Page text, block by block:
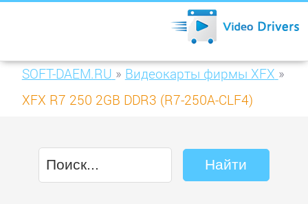
SOFT-DAEM.RU » Видеокарты фирмы XFX »
XFX R7 250 2GB DDR3 (R7-250A-CLF4)